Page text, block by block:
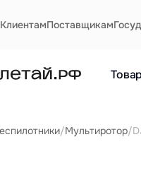
КлиентамПоставщикам
/Мультиротор/